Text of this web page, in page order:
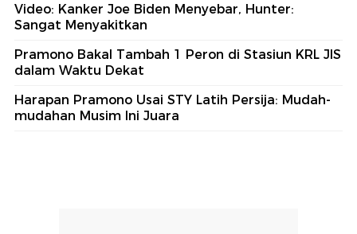
Video: Kanker Joe Biden Menyebar, Hunter:
Sangat Menyakitkan
Pramono Bakal Tambah 1 Peron di Stasiun KRL JIS
dalam Waktu Dekat
Harapan Pramono Usai STY Latih Persija: Mudah-
mudahan Musim Ini Juara